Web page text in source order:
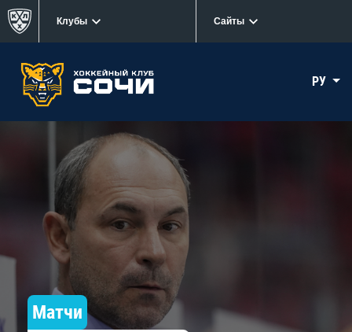
Клубы Сайты
РУ
Матчи